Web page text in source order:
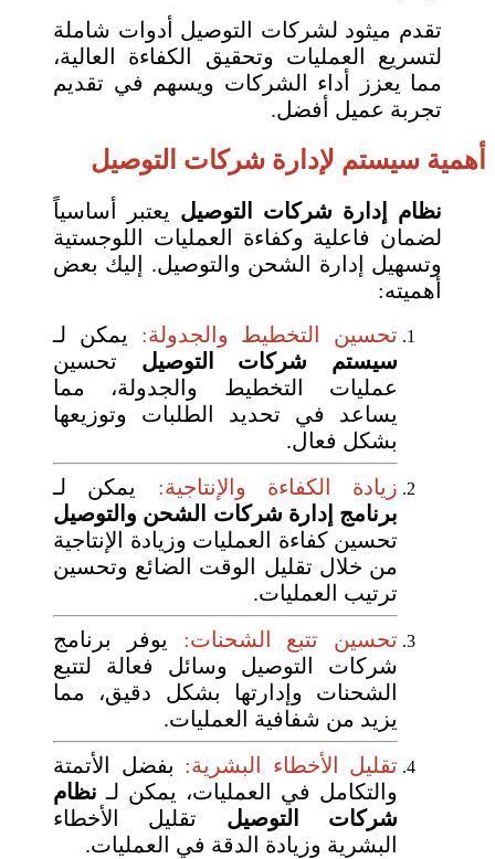
تقدم ميثود لشركات التوصيل أدوات شاملة
لتسريع العمليات وتحقيق الكفاءة العالية،
مما يعزز أداء الشركات ويسهم في تقديم
تجربة عميل أفضل.
أهمية سيستم لإدارة شركات التوصيل
نظام إدارة شركات التوصيل يعتبر أساسياً
لضمان فاعلية وكفاءة العمليات اللوجستية
وتسهيل إدارة الشحن والتوصيل. إليك بعض
أهميته:
تحسين التخطيط والجدولة: يمكن لـ
سيستم شركات التوصيل تحسين
عمليات التخطيط والجدولة، مما
يساعد في تحديد الطلبات وتوزيعها
بشكل فعال.
ز يادة الكفاءة والإنتاجية: يمكن لـ
برنامج إدارة شركات الشحن والتوصيل
تحسين كفاءة العمليات وزيادة الإنتاجية
من خلال تقليل الوقت الضائع وتحسين
ترتيب العمليات.
تحسين تتبع الشحنات: يوفر برنامج
شركات التوصيل وسائل فعالة لتتبع
الشحنات وإدارتها بشكل دقيق، مما
يزيد من شفافية العمليات.
تقليل الأخطاء البشرية: بفضل الأتمتة
والتكامل في العمليات، يمكن لـ نظام
شركات التوصيل تقليل الأخطاء
البشرية وزيادة الدقة في العمليات.